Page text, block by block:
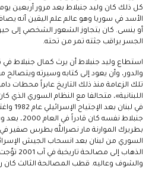
كل ذلك كان وليد جنبلاط بعد مرور أربعين
الأسد في سوريا وهو عالم علم اليقين أنه
أو ينسى. كان يتجاوز الشعور الشخصي إلى
الجسر يراقب جثته تمر من تحته.
استطاع وليد جنبلاط أن يرث كمال جنبلاط
والدور، وأن يعود إلى كتابه وسيرته
تلك الزعامة منذ ذلك التاريخ عابراً محطات
اللبنانية»، متحالفا مع النظام السوري
في
جنبلاط نفسه
بطريرك الموارنة مار نصرالله بطرس صفير
السوري من لبنان بعد انسحاب الجيش
الذهاب
والشوف وعاليه. قطب المصالحة الثالث كان